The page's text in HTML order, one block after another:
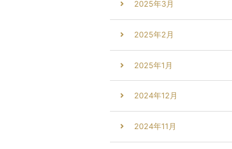
2025年3月
2025年2月
2025年1月
2024年12月
2024年11月